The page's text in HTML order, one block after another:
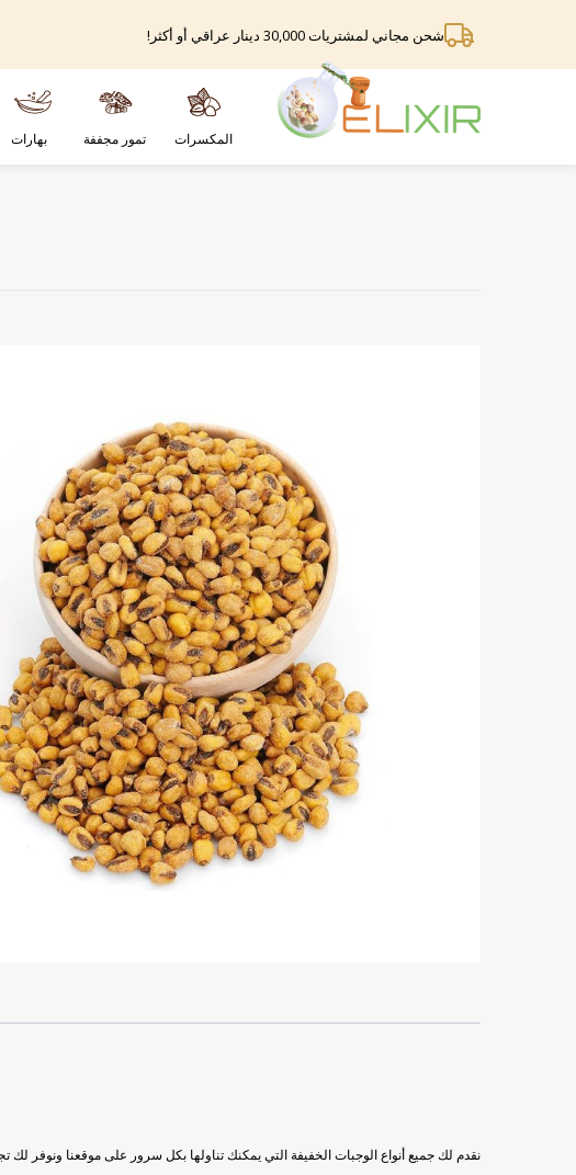
شحن مجاني لمشتريات 30,000 دينار عراقي أو أكثر!
المكسرات تمور مجففة بهارات
نقدم لك جميع أنواع الوجبات الخفيفة التي يمكنك تناولها بكل سرور على موقعنا ونوفر